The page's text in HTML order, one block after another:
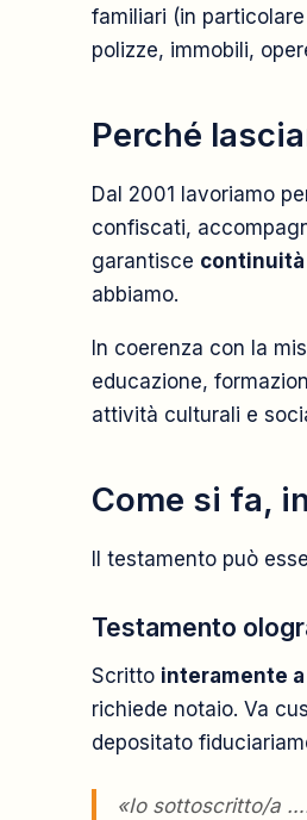
familiari (in
polizze, immobili,
Perché
Dal 2001 lavoriamo
confiscati,
garantisce
abbiamo.
In coerenza con la
educazione,
attività culturali e
Come si fa,
Il testamento può
Testamento
Scritto interamente a
richiede notaio. Va
depositato
«Io sottoscritto/a